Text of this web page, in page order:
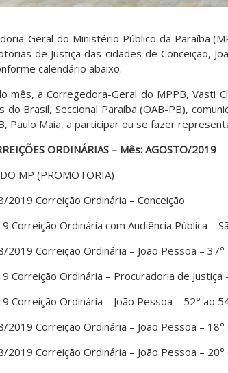
Geral do Ministério Público da Paraíba
de Justiça das cidades de Conceição,
calendário abaixo.
mês, a Corregedora-Geral do MPPB, Vasti
do Brasil, Seccional Paraíba (OAB-PB),
Paulo Maia, a participar ou se fazer
ORDINÁRIAS – Mês: AGOSTO/2019
MP (PROMOTORIA)
2019 Correição Ordinária – Conceição
Correição Ordinária com Audiência Pública –
2019 Correição Ordinária – João Pessoa –
Correição Ordinária – Procuradoria de Justiça
Correição Ordinária – João Pessoa – 52° ao
2019 Correição Ordinária – João Pessoa –
2019 Correição Ordinária – João Pessoa –